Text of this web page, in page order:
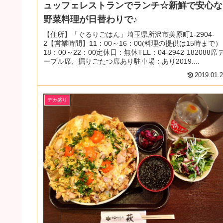
ュッフェレストランでランチ☆新鮮で安心な
野菜料理が日替わりで♪
【住所】「ぐるりごはん」埼玉県所沢市美原町1-2904-
2【営業時間】11：00～16：00(料理の提供は15時まで）
18：00～22：00定休日：無休TEL：04-2942-182088席
ーブル席、掘りごたつ席あり駐車場：あり2019....
デカ盛り